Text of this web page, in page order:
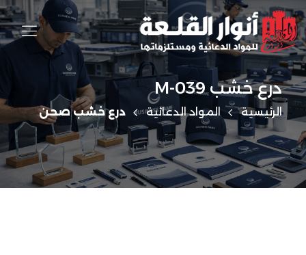
درع خشب M-039
الرئيسية المواد الدعائية درع خشب صحن